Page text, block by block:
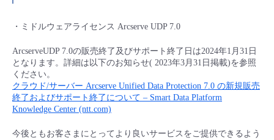
・ミドルウェアライセンス Arcserve UDP 7.0
ArcserveUDP 7.0の販売終了及びサポート終了日は2024年1月31日
となります。詳細は以下のお知らせ( 2023年3月31日掲載)を参照
ください。
クラウド/サーバー Arcserve Unified Data Protection 7.0 の新規販売
終了およびサポート終了について – Smart Data Platform
Knowledge Center (ntt.com)
今後ともお客さまにとってより良いサービスをご提供できるよう